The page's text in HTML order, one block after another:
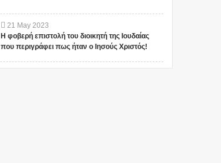
21 May 2023
Η φοβερή επιστολή του διοικητή της Ιουδαίας
που περιγράφει πως ήταν ο Ιησούς Χριστός!